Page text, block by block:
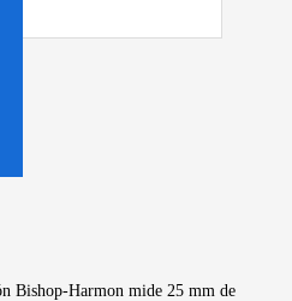
Bishop-Harmon mide 25 mm de